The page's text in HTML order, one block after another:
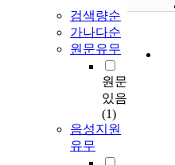
검색량순
가나다순
원문유무
원문
있음
(1)
음성지원
유무